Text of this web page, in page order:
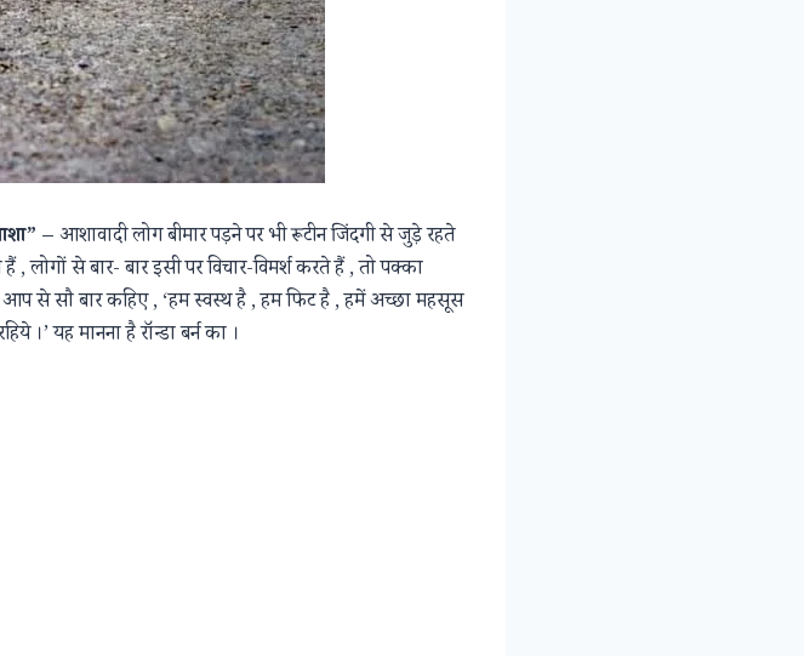
–आशावादी लोग बीमार पड़ने पर भी रूटीन जिंदगी से जुड़े रहते
से बार- बार इसी पर विचार-विमर्श करते हैं , तो पक्का
आप से सौ बार कहिए , ‘हम स्वस्थ है , हम फिट है , हमें अच्छा महसूस
यह मानना है रॉन्डा बर्न का ।